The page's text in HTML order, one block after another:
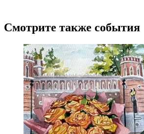
Смотрите также события